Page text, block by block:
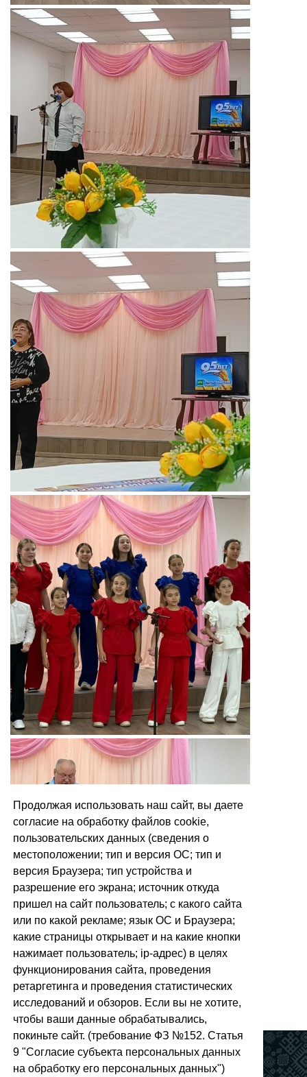
Продолжая использовать наш сайт, вы даете
согласие на обработку файлов cookie,
пользовательских данных (сведения о
местоположении; тип и версия ОС; тип и
версия Браузера; тип устройства и
разрешение его экрана; источник откуда
пришел на сайт пользователь; с какого сайта
или по какой рекламе; язык ОС и Браузера;
какие страницы открывает и на какие кнопки
нажимает пользователь; ip-адрес) в целях
функционирования сайта, проведения
ретаргетинга и проведения статистических
исследований и обзоров. Если вы не хотите,
чтобы ваши данные обрабатывались,
покиньте сайт. (требование ФЗ №152. Статья
9 "Согласие субъекта персональных данных
на обработку его персональных данных")
0
Полезные ссылки